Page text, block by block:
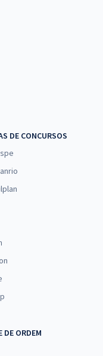
DE CONCURSOS
DE ORDEM